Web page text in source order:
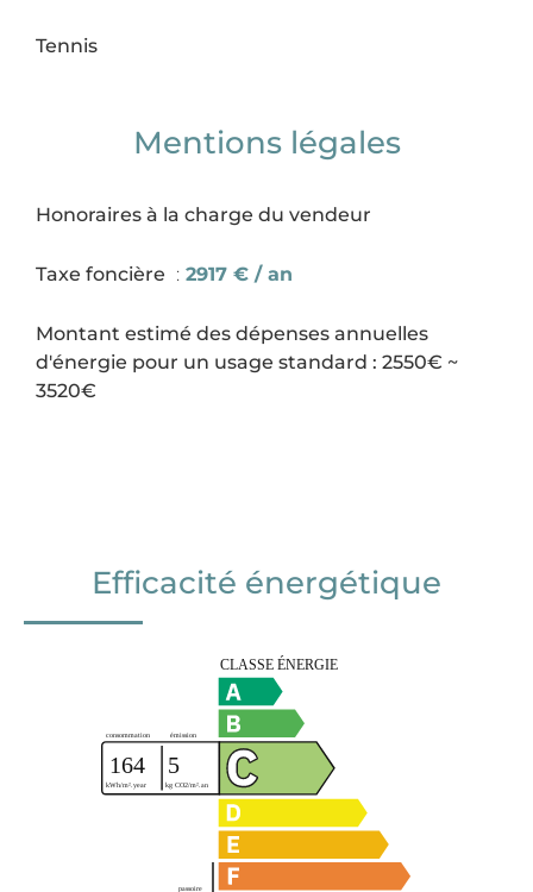
Tennis
Mentions légales
Honoraires à la charge du vendeur
Taxe foncière 2917 € / an
Montant estimé des dépenses annuelles
d'énergie pour un usage standard : 2550€ ~
3520€
Efficacité énergétique